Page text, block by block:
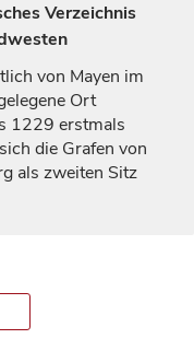
Verzeichnis
von Mayen im
Ort
1229 erstmals
die Grafen von
als zweiten Sitz